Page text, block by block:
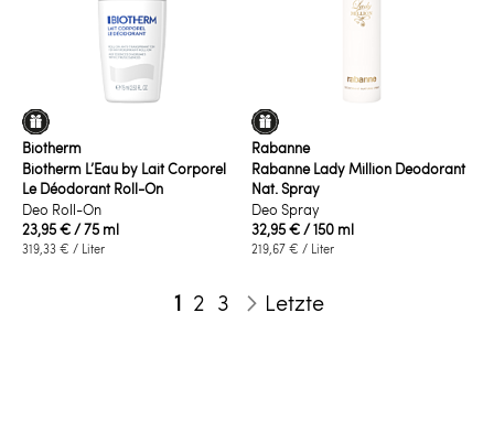
Biotherm
Biotherm L’Eau by Lait Corporel
Le Déodorant Roll-On
Deo Roll-On
23,95 €/ 75 ml
319,33 € / Liter
Rabanne
Rabanne Lady Million Deodorant
Nat. Spray
Deo Spray
32,95 €/ 150 ml
219,67 € / Liter
Seite
Sie lesen gerade die Seite
1 Seite
2 Seite
3 Seite
Weiter
Letzte